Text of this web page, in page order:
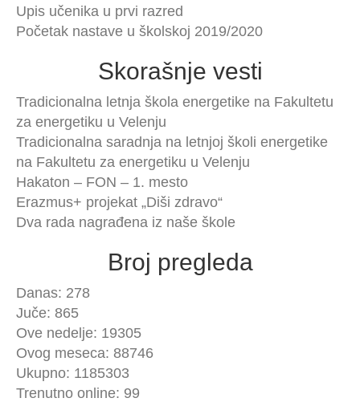
Upis učenika u prvi razred
Početak nastave u školskoj 2019/2020
Skorašnje vesti
Tradicionalna letnja škola energetike na Fakultetu
za energetiku u Velenju
Tradicionalna saradnja na letnjoj školi energetike
na Fakultetu za energetiku u Velenju
Hakaton – FON – 1. mesto
Erazmus+ projekat „Diši zdravo“
Dva rada nagrađena iz naše škole
Broj pregleda
Danas: 278
Juče: 865
Ove nedelje: 19305
Ovog meseca: 88746
Ukupno: 1185303
Trenutno online: 99